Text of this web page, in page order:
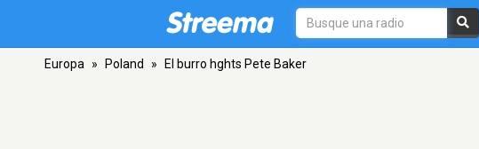
Europa » Poland » El burro hghts Pete Baker